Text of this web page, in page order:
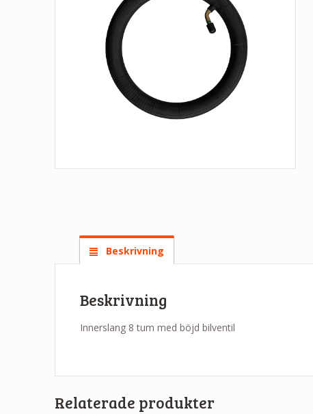
Beskrivning
Beskrivning
Innerslang 8 tum med böjd bilventil
Relaterade produkter